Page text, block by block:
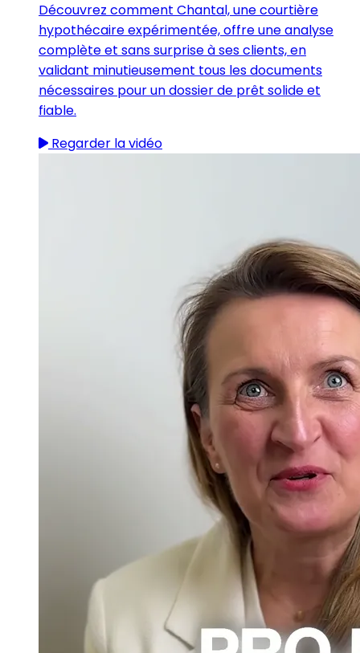
Découvrez comment Chantal, une courtière
hypothécaire expérimentée, offre une analyse
complète et sans surprise à ses clients, en
validant minutieusement tous les documents
nécessaires pour un dossier de prêt solide et
fiable.
Regarder la vidéo